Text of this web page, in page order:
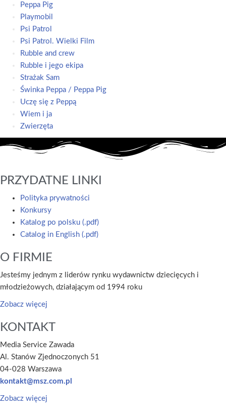
Peppa Pig
Playmobil
Psi Patrol
Psi Patrol. Wielki Film
Rubble and crew
Rubble i jego ekipa
Strażak Sam
Świnka Peppa / Peppa Pig
Uczę się z Peppą
Wiem i ja
Zwierzęta
PRZYDATNE LINKI
Polityka prywatności
Konkursy
Katalog po polsku (.pdf)
Catalog in English (.pdf)
O FIRMIE
Jesteśmy jednym z liderów rynku wydawnictw dziecięcych i
młodzieżowych, działającym od 1994 roku
Zobacz więcej
KONTAKT
Media Service Zawada
Al. Stanów Zjednoczonych 51
04-028 Warszawa
kontakt@msz.com.pl
Zobacz więcej